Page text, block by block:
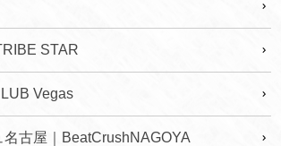
STAR
Vegas
名古屋｜BeatCrushNAGOYA